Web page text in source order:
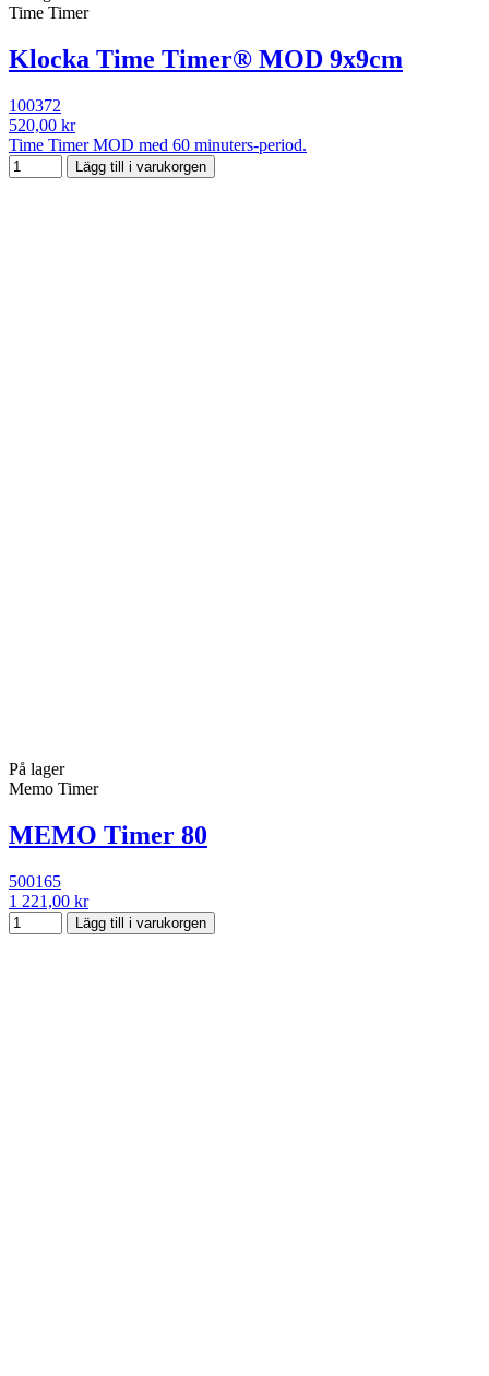
Time Timer
Klocka Time Timer® MOD 9x9cm
100372
520,00 kr
Time Timer MOD med 60 minuters-period.
Lägg till i varukorgen
På lager
Memo Timer
MEMO Timer 80
500165
1 221,00 kr
Lägg till i varukorgen